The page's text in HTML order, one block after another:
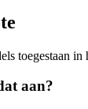
toegestaan in
aan?